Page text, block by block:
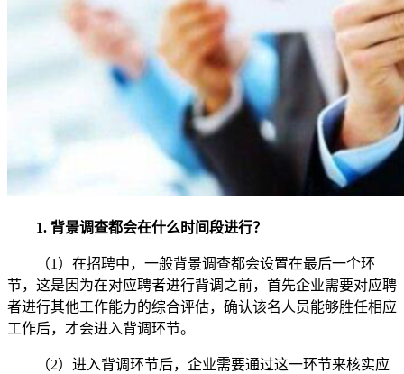
1. 背景调查都会在什么时间段进行？
（1）在招聘中，一般背景调查都会设置在最后一个环
节，这是因为在对应聘者进行背调之前，首先企业需要对应聘
者进行其他工作能力的综合评估，确认该名人员能够胜任相应
工作后，才会进入背调环节。
（2）进入背调环节后，企业需要通过这一环节来核实应